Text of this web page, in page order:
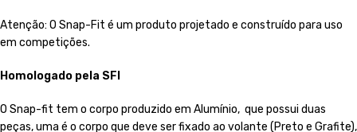
Atenção: O Snap-Fit é um produto projetado e construído para uso
em competições.
Homologado pela SFI
O Snap-fit tem o corpo produzido em Alumínio, que possui duas
peças, uma é o corpo que deve ser fixado ao volante (Preto e Grafite),